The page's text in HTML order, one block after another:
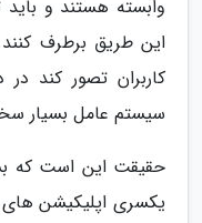
وابسته هستند و باید
این طریق برطرف
کاربران تصور کند
سیستم عامل بسیار
حقیقت این است که
یکسری اپلیکیشن های